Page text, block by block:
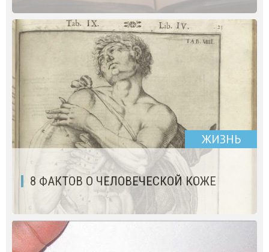
ЖИЗНЬ
8 ФАКТОВ О ЧЕЛОВЕЧЕСКОЙ КОЖЕ